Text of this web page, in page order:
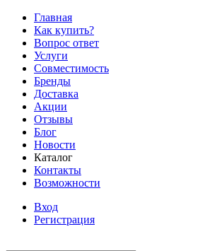
Главная
Как купить?
Вопрос ответ
Услуги
Совместимость
Бренды
Доставка
Акции
Отзывы
Блог
Новости
Каталог
Контакты
Возможности
Вход
Регистрация